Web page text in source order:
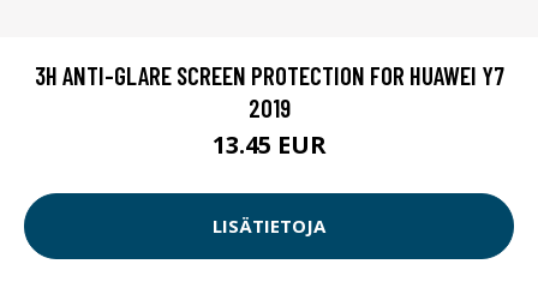
3H ANTI-GLARE SCREEN PROTECTION FOR HUAWEI Y7
2019
13.45 EUR
LISÄTIETOJA